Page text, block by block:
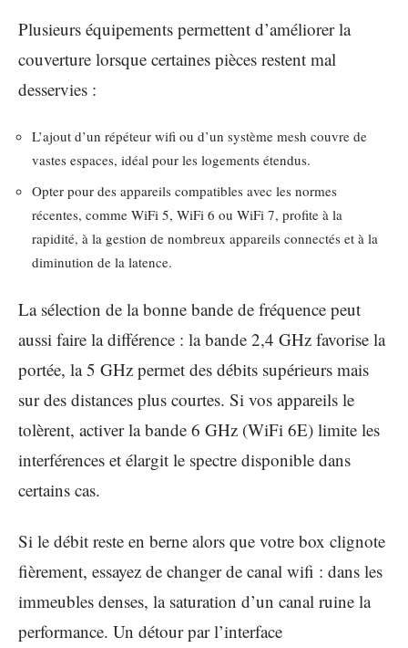
Plusieurs équipements permettent d’améliorer la
couverture lorsque certaines pièces restent mal
desservies :
L’ajout d’un répéteur wifi ou d’un système mesh couvre de
vastes espaces, idéal pour les logements étendus.
Opter pour des appareils compatibles avec les normes
récentes, comme WiFi 5, WiFi 6 ou WiFi 7, profite à la
rapidité, à la gestion de nombreux appareils connectés et à la
diminution de la latence.
La sélection de la bonne bande de fréquence peut
aussi faire la différence : la bande 2,4 GHz favorise la
portée, la 5 GHz permet des débits supérieurs mais
sur des distances plus courtes. Si vos appareils le
tolèrent, activer la bande 6 GHz (WiFi 6E) limite les
interférences et élargit le spectre disponible dans
certains cas.
Si le débit reste en berne alors que votre box clignote
fièrement, essayez de changer de canal wifi : dans les
immeubles denses, la saturation d’un canal ruine la
performance. Un détour par l’interface